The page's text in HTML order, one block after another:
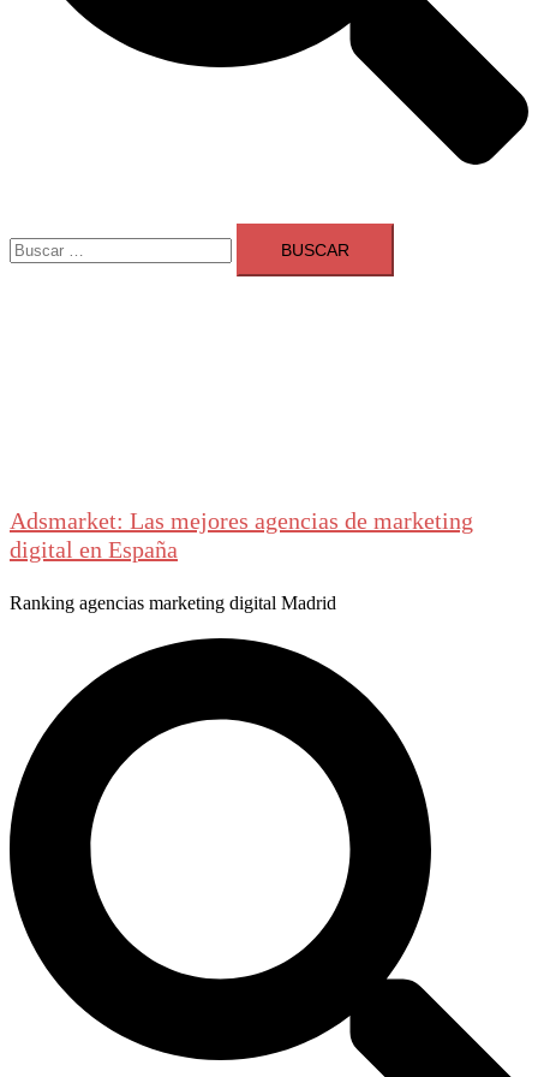
Buscar:
Adsmarket: Las mejores agencias de marketing
digital en España
Ranking agencias marketing digital Madrid